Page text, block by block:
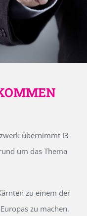
übernimmt I3
um das Thema
zu einem der
zu machen.